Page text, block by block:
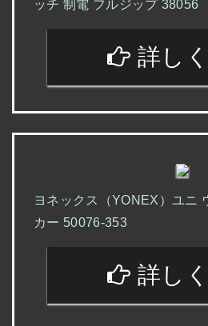
ッチ 制電 フルジップ 38056
詳し
ヨネックス（YONEX）ユニ
カー 50076-353
詳し